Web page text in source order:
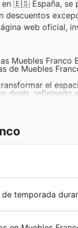
🇪🇸 España, se
web oficial,
Muebles Franco
de Muebles
el
deals, reflejando
quienes buscan
asegura que
y Muebles
founding in
houses into
needs has
temporada